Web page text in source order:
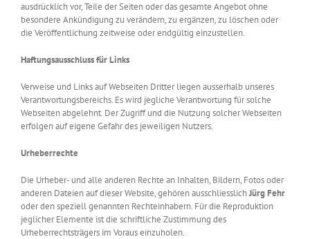
ausdrücklich vor, Teile der Seiten oder das gesamte Angebot ohne
besondere Ankündigung zu verändern, zu ergänzen, zu löschen oder
die Veröffentlichung zeitweise oder endgültig einzustellen.
Haftungsausschluss für Links
Verweise und Links auf Webseiten Dritter liegen ausserhalb unseres
Verantwortungsbereichs. Es wird jegliche Verantwortung für solche
Webseiten abgelehnt. Der Zugriff und die Nutzung solcher Webseiten
erfolgen auf eigene Gefahr des jeweiligen Nutzers.
Urheberrechte
Die Urheber- und alle anderen Rechte an Inhalten, Bildern, Fotos oder
anderen Dateien auf dieser Website, gehören ausschliesslichJürg Fehr
oder den speziell genannten Rechteinhabern. Für die Reproduktion
jeglicher Elemente ist die schriftliche Zustimmung des
Urheberrechtsträgers im Voraus einzuholen.